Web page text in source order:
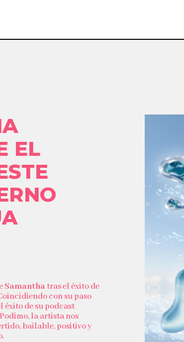
EL
Samanthatras el éxito de
con su paso
éxito de su podcast
la artista nos
bailable, positivo y